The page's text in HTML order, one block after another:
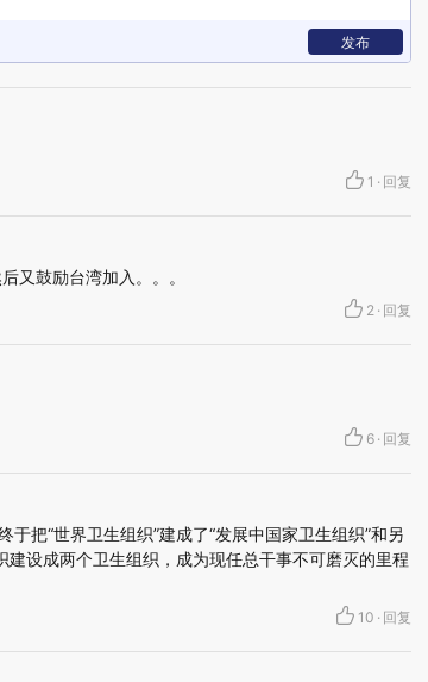
发布
1 · 回复
又鼓励台湾加入。。。
2 · 回复
6 · 回复
把“世界卫生组织”建成了“发展中国家卫生组织”和另
建设成两个卫生组织，成为现任总干事不可磨灭的里程
10 · 回复